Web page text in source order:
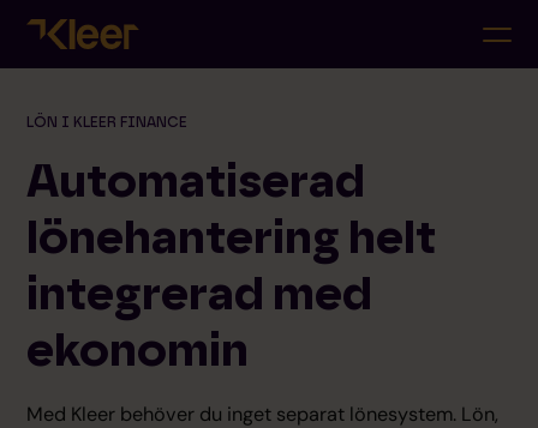
LÖN I KLEER FINANCE
Automatiserad
lönehantering helt
integrerad med
ekonomin
Med Kleer behöver du inget separat lönesystem. Lön,